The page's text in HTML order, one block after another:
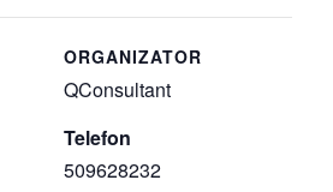
ORGANIZATOR
QConsultant
Telefon
509628232